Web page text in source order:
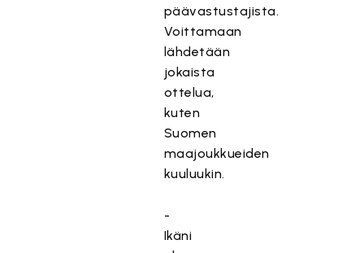
päävastustajista.
Voittamaan
lähdetään
jokaista
ottelua,
kuten
Suomen
maajoukkueiden
kuuluukin.
-
Ikäni